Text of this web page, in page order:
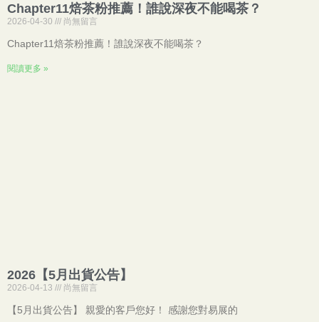
Chapter11焙茶粉推薦！誰說深夜不能喝茶？
2026-04-30 尚無留言
Chapter11焙茶粉推薦！誰說深夜不能喝茶？
閱讀更多 »
2026【5月出貨公告】
2026-04-13 尚無留言
【5月出貨公告】 親愛的客戶您好！ 感謝您對易展的